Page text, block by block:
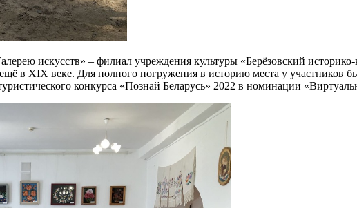
искусств» – филиал учреждения культуры «Берёзовский
в ХІХ веке. Для полного погружения в историю места у участников
конкурса «Познай Беларусь» 2022 в номинации